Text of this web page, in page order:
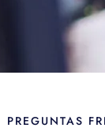
PREGUNTAS